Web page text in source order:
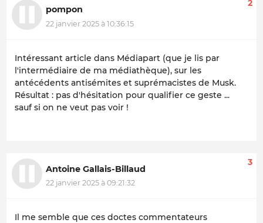
pompon
22 janvier 2025 à 10:36:15
2
Intéressant article dans Médiapart (que je lis par
l'intermédiaire de ma médiathèque), sur les
antécédents antisémites et suprémacistes de Musk.
Résultat : pas d'hésitation pour qualifier ce geste ...
sauf si on ne veut pas voir !
Antoine Gallais-Billaud
22 janvier 2025 à 09:21:32
3
Il me semble que ces doctes commentateurs